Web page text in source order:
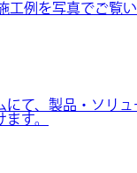
工例を写真でご覧い
にて、製品・ソリ
す。